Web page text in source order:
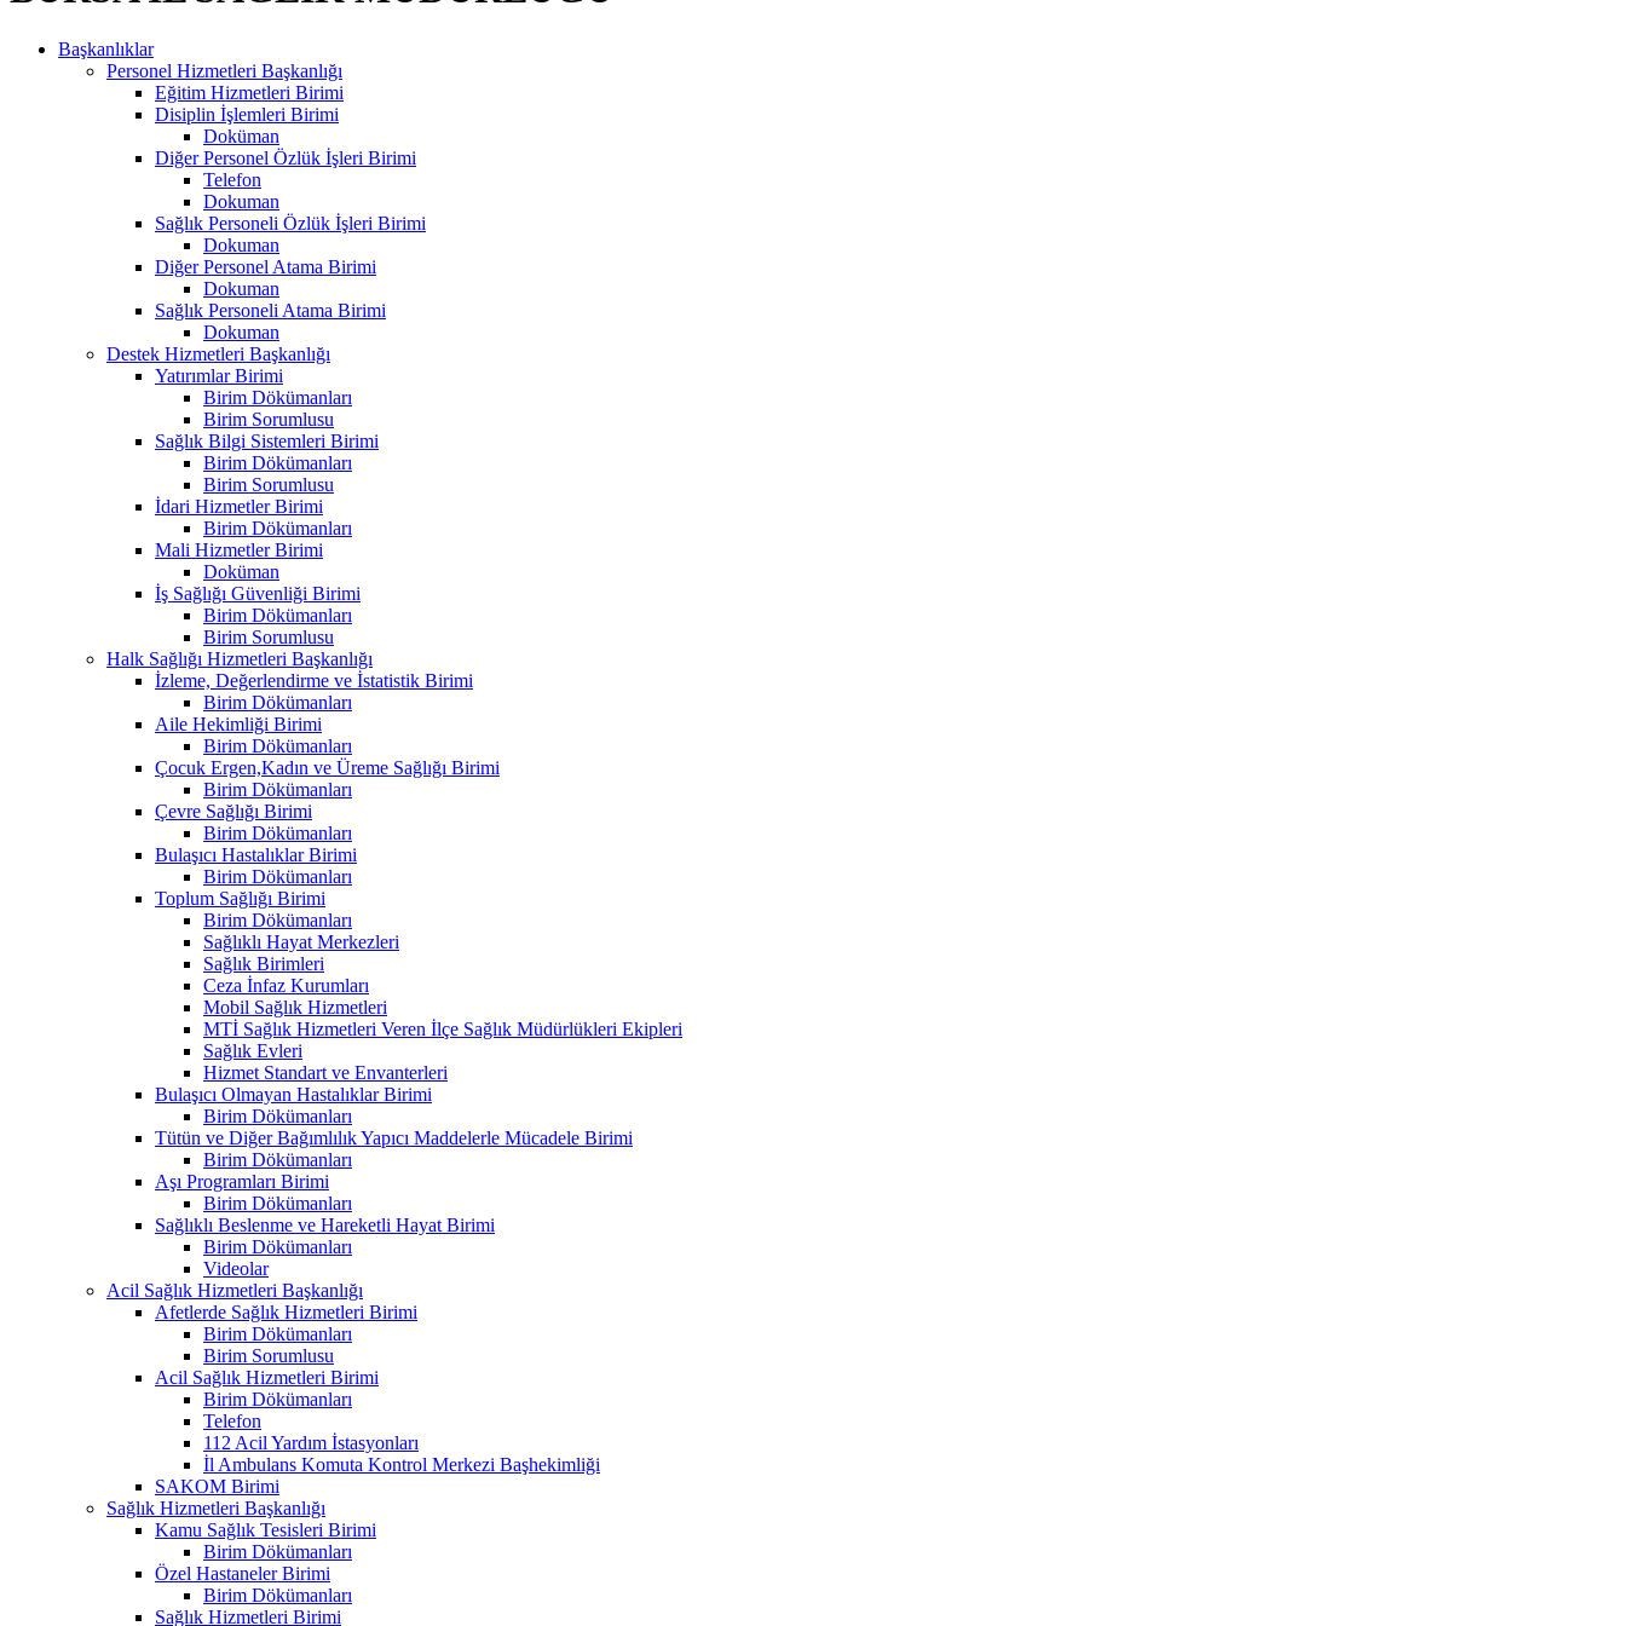
Başkanlıklar
Personel Hizmetleri Başkanlığı
Eğitim Hizmetleri Birimi
Disiplin İşlemleri Birimi
Doküman
Diğer Personel Özlük İşleri Birimi
Telefon
Dokuman
Sağlık Personeli Özlük İşleri Birimi
Dokuman
Diğer Personel Atama Birimi
Dokuman
Sağlık Personeli Atama Birimi
Dokuman
Destek Hizmetleri Başkanlığı
Yatırımlar Birimi
Birim Dökümanları
Birim Sorumlusu
Sağlık Bilgi Sistemleri Birimi
Birim Dökümanları
Birim Sorumlusu
İdari Hizmetler Birimi
Birim Dökümanları
Mali Hizmetler Birimi
Doküman
İş Sağlığı Güvenliği Birimi
Birim Dökümanları
Birim Sorumlusu
Halk Sağlığı Hizmetleri Başkanlığı
İzleme, Değerlendirme ve İstatistik Birimi
Birim Dökümanları
Aile Hekimliği Birimi
Birim Dökümanları
Çocuk Ergen,Kadın ve Üreme Sağlığı Birimi
Birim Dökümanları
Çevre Sağlığı Birimi
Birim Dökümanları
Bulaşıcı Hastalıklar Birimi
Birim Dökümanları
Toplum Sağlığı Birimi
Birim Dökümanları
Sağlıklı Hayat Merkezleri
Sağlık Birimleri
Ceza İnfaz Kurumları
Mobil Sağlık Hizmetleri
MTİ Sağlık Hizmetleri Veren İlçe Sağlık Müdürlükleri Ekipleri
Sağlık Evleri
Hizmet Standart ve Envanterleri
Bulaşıcı Olmayan Hastalıklar Birimi
Birim Dökümanları
Tütün ve Diğer Bağımlılık Yapıcı Maddelerle Mücadele Birimi
Birim Dökümanları
Aşı Programları Birimi
Birim Dökümanları
Sağlıklı Beslenme ve Hareketli Hayat Birimi
Birim Dökümanları
Videolar
Acil Sağlık Hizmetleri Başkanlığı
Afetlerde Sağlık Hizmetleri Birimi
Birim Dökümanları
Birim Sorumlusu
Acil Sağlık Hizmetleri Birimi
Birim Dökümanları
Telefon
112 Acil Yardım İstasyonları
İl Ambulans Komuta Kontrol Merkezi Başhekimliği
SAKOM Birimi
Sağlık Hizmetleri Başkanlığı
Kamu Sağlık Tesisleri Birimi
Birim Dökümanları
Özel Hastaneler Birimi
Birim Dökümanları
Sağlık Hizmetleri Birimi